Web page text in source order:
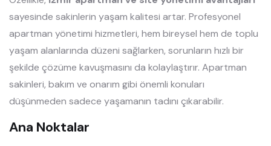
sayesinde sakinlerin yaşam kalitesi artar. Profesyonel
apartman yönetimi hizmetleri, hem bireysel hem de toplu
yaşam alanlarında düzeni sağlarken, sorunların hızlı bir
şekilde çözüme kavuşmasını da kolaylaştırır. Apartman
sakinleri, bakım ve onarım gibi önemli konuları
düşünmeden sadece yaşamanın tadını çıkarabilir.
Ana Noktalar